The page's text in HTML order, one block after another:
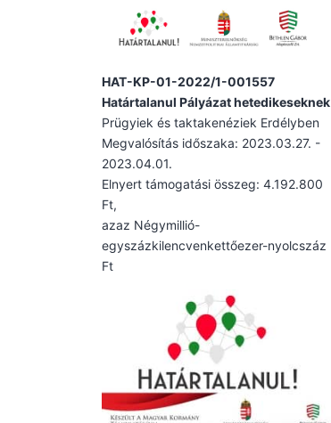
HAT-KP-01-2022/1-001557
Határtalanul Pályázat hetedikeseknek
Prügyiek és taktakenéziek Erdélyben
Megvalósítás időszaka: 2023.03.27. -
2023.04.01.
Elnyert támogatási összeg: 4.192.800
Ft,
azaz Négymillió-
egyszázkilencvenkettőezer-nyolcszáz
Ft